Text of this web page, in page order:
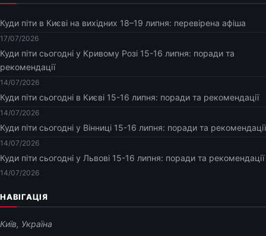
Куди піти в Києві на вихідних 18–19 липня: перевірена афіша
17/07/2026
Куди піти сьогодні у Кривому Розі 15-16 липня: поради та
рекомендації
14/07/2026
Куди піти сьогодні в Києві 15-16 липня: поради та рекомендації
14/07/2026
Куди піти сьогодні у Вінниці 15-16 липня: поради та рекомендації
14/07/2026
Куди піти сьогодні у Львові 15-16 липня: поради та рекомендації
14/07/2026
НАВІГАЦІЯ
Київ, Україна